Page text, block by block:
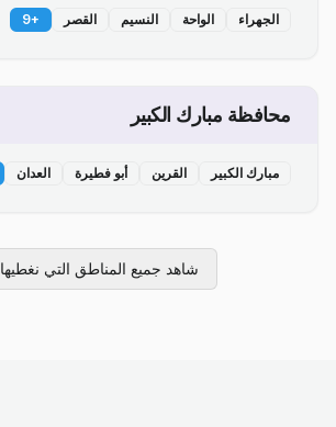
الجهراء الواحة النسيم القصر +
9
محافظة مبارك الكبير
مبارك الكبير القرين أبو فطيرة العدان
شاهد جميع المناطق التي نغطيها